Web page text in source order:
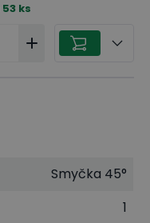
53 ks
Smyčka 45°
1